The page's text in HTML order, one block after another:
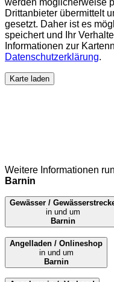
Drittanbieter übermittelt
gesetzt. Daher ist es
speichert und Ihr
Informationen zur
Datenschutzerklärung.
Karte laden
Weitere Informationen
Barnin
Gewässer /
in und um
Barnin
Angelladen / Onlineshop
in und um
Barnin